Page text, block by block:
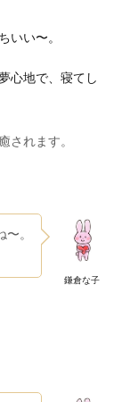
いい〜。
心地で、寝てし
されます。
鎌倉な子
。